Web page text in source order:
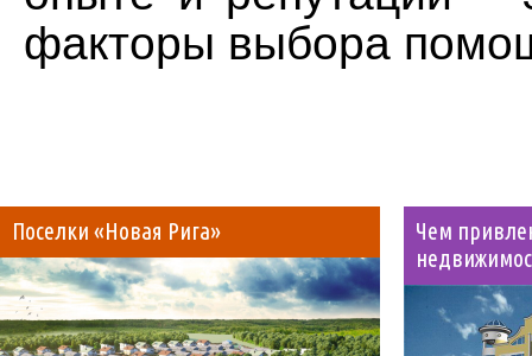
факторы выбора
Поселки «Новая Рига»
Чем